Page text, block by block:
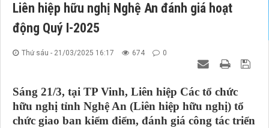
Liên hiệp hữu nghị Nghệ An đánh giá hoạt
động Quý I-2025
Thứ sáu - 21/03/2025 16:17 674 0
Sáng 21/3, tại TP Vinh, Liên hiệp Các tổ chức
hữu nghị tỉnh Nghệ An (Liên hiệp hữu nghị) tổ
chức giao ban kiểm điểm, đánh giá công tác triển